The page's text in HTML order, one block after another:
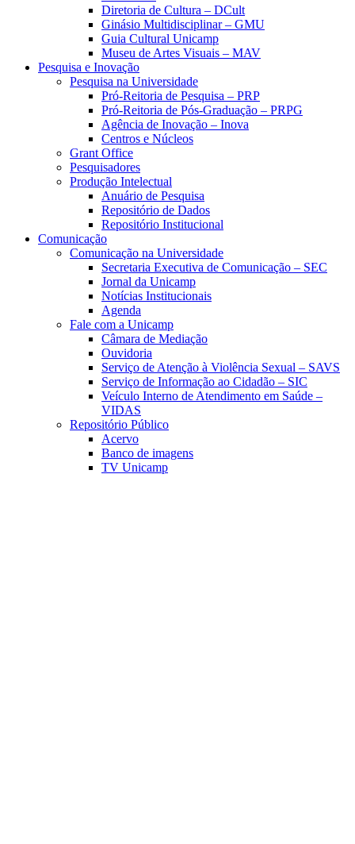
Diretoria de Cultura – DCult
Ginásio Multidisciplinar – GMU
Guia Cultural Unicamp
Museu de Artes Visuais – MAV
Pesquisa e Inovação
Pesquisa na Universidade
Pró-Reitoria de Pesquisa – PRP
Pró-Reitoria de Pós-Graduação – PRPG
Agência de Inovação – Inova
Centros e Núcleos
Grant Office
Pesquisadores
Produção Intelectual
Anuário de Pesquisa
Repositório de Dados
Repositório Institucional
Comunicação
Comunicação na Universidade
Secretaria Executiva de Comunicação – SEC
Jornal da Unicamp
Notícias Institucionais
Agenda
Fale com a Unicamp
Câmara de Mediação
Ouvidoria
Serviço de Atenção à Violência Sexual – SAVS
Serviço de Informação ao Cidadão – SIC
Veículo Interno de Atendimento em Saúde –
VIDAS
Repositório Público
Acervo
Banco de imagens
TV Unicamp